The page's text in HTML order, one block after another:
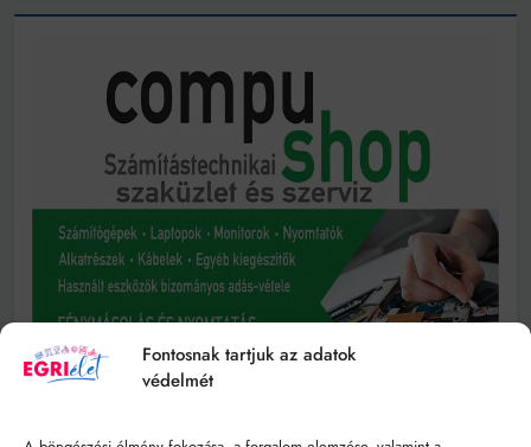
Fontosnak tartjuk az adatok
védelmét